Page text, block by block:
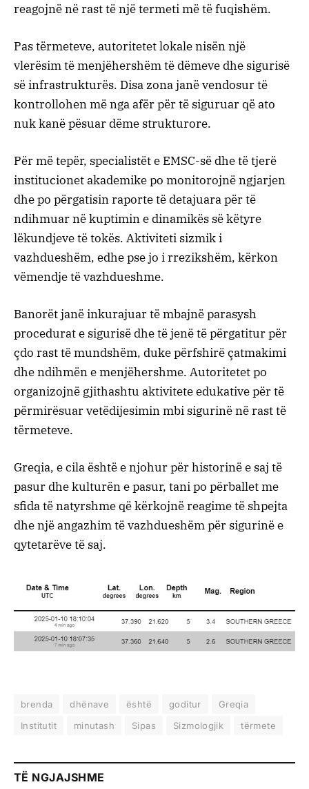
reagojnë në rast të një termeti më të fuqishëm.
Pas tërmeteve, autoritetet lokale nisën një
vlerësim të menjëhershëm të dëmeve dhe sigurisë
së infrastrukturës. Disa zona janë vendosur të
kontrollohen më nga afër për të siguruar që ato
nuk kanë pësuar dëme strukturore.
Për më tepër, specialistët e EMSC-së dhe të tjerë
institucionet akademike po monitorojnë ngjarjen
dhe po përgatisin raporte të detajuara për të
ndihmuar në kuptimin e dinamikës së këtyre
lëkundjeve të tokës. Aktiviteti sizmik i
vazhdueshëm, edhe pse jo i rrezikshëm, kërkon
vëmendje të vazhdueshme.
Banorët janë inkurajuar të mbajnë parasysh
procedurat e sigurisë dhe të jenë të përgatitur për
çdo rast të mundshëm, duke përfshirë çatmakimi
dhe ndihmën e menjëhershme. Autoritetet po
organizojnë gjithashtu aktivitete edukative për të
përmirësuar vetëdijesimin mbi sigurinë në rast të
tërmeteve.
Greqia, e cila është e njohur për historinë e saj të
pasur dhe kulturën e pasur, tani po përballet me
sfida të natyrshme që kërkojnë reagime të shpejta
dhe një angazhim të vazhdueshëm për sigurinë e
qytetarëve të saj.
brenda dhënave është goditur
Greqia
Institutit
minutash Sipas Sizmologjik tërmete
TË NGJAJSHME